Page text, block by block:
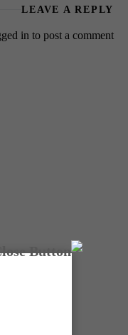
LEAVE A REPLY
in to post a comment.